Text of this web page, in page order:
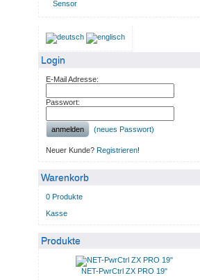
Sensor
Login
E-Mail Adresse:
Passwort:
anmelden (neues Passwort)
Neuer Kunde? Registrieren!
Warenkorb
0 Produkte
Kasse
Produkte
NET-PwrCtrl ZX PRO 19"